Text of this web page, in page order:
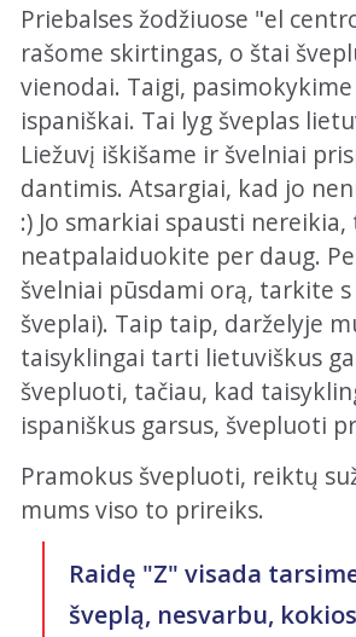
Priebalses žodžiuose "el
rašome skirtingas, o štai
vienodai. Taigi,
ispaniškai. Tai lyg šveplas
Liežuvį iškišame ir švelniai
dantimis. Atsargiai, kad jo
:) Jo smarkiai spausti
neatpalaiduokite per daug.
švelniai pūsdami orą, tarkite
šveplai). Taip taip, darželyje
taisyklingai tarti lietuviškus
švepluoti, tačiau, kad
ispaniškus garsus, švepluoti
Pramokus švepluoti, reiktų
mums viso to prireiks.
Raidę "Z" visada
šveplą, nesvarbu,